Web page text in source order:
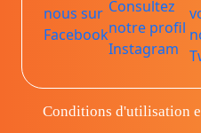
Conditions d'utilisation